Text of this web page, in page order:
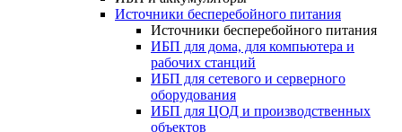
Источники бесперебойного питания
Источники бесперебойного питания
ИБП для дома, для компьютера и
рабочих станций
ИБП для сетевого и серверного
оборудования
ИБП для ЦОД и производственных
объектов